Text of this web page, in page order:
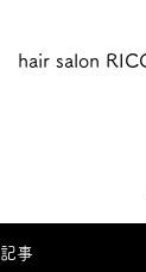
hair salon
記事